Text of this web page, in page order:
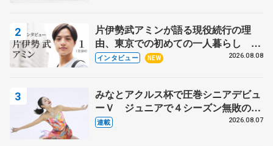
片伊勢武アミンが語る現役続行の理
由、東京での初めての一人暮らし 注
目スケーターの「今」に迫る
インタビュー NEW 2026.08.08
みなとアクルス杯で圧巻シニアデビュ
ーＶ ジュニアで４シーズン無敗の島
田麻央
連載 2026.08.07